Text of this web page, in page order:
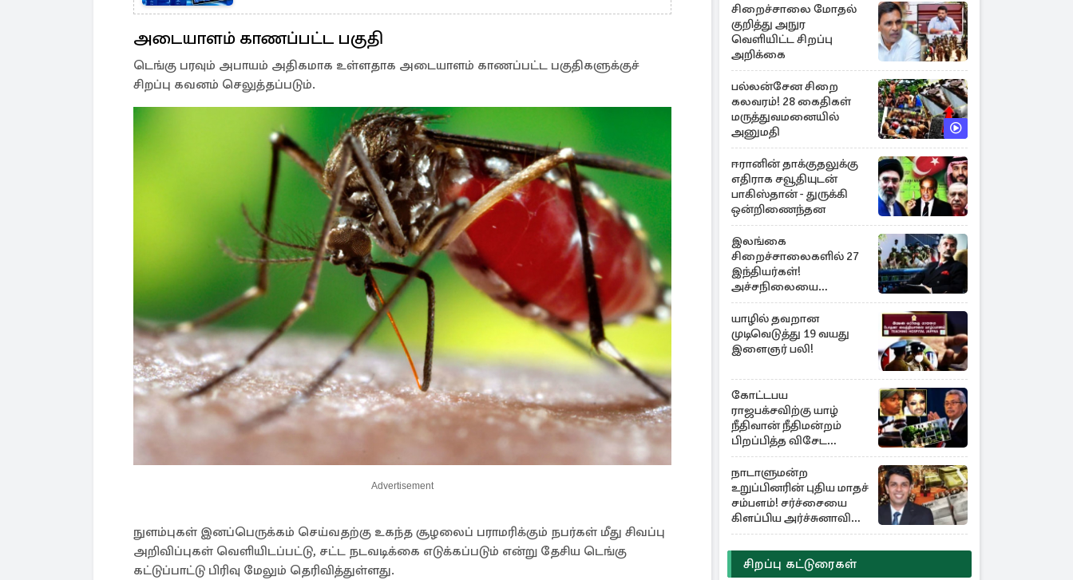
அடையாளம் காணப்பட்ட பகுதி
டெங்கு பரவும் அபாயம் அதிகமாக உள்ளதாக அடையாளம் காணப்பட்ட பகுதிகளுக்குச்
சிறப்பு கவனம் செலுத்தப்படும்.
Advertisement
நுளம்புகள் இனப்பெருக்கம் செய்வதற்கு உகந்த சூழலைப் பராமரிக்கும் நபர்கள் மீது சிவப்பு
அறிவிப்புகள் வெளியிடப்பட்டு, சட்ட நடவடிக்கை எடுக்கப்படும் என்று தேசிய டெங்கு
கட்டுப்பாட்டு பிரிவு மேலும் தெரிவித்துள்ளது.
சிறைச்சாலை மோதல்
குறித்து அநுர
வெளியிட்ட சிறப்பு
அறிக்கை
பல்லன்சேன சிறை
கலவரம்! 28 கைதிகள்
மருத்துவமனையில்
அனுமதி
ஈரானின் தாக்குதலுக்கு
எதிராக சவூதியுடன்
பாகிஸ்தான் - துருக்கி
ஒன்றிணைந்தன
இலங்கை
சிறைச்சாலைகளில் 27
இந்தியர்கள்!
அச்சநிலையை
மையப்படுத்தி
ஜெயசங்கர் அறிக்கை
யாழில் தவறான
முடிவெடுத்து 19 வயது
இளைஞர் பலி!
கோட்டபய
ராஜபக்சவிற்கு யாழ்
நீதிவான் நீதிமன்றம்
பிறப்பித்த விசேட
உத்தரவு!
நாடாளுமன்ற
உறுப்பினரின் புதிய மாதச்
சம்பளம்! சர்ச்சையை
கிளப்பிய அர்ச்சுனாவின்
அறிக்கை
சிறப்பு கட்டுரைகள்